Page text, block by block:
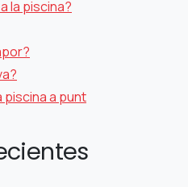
la piscina?
a punt